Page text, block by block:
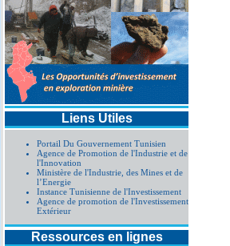
Liens Utiles
Portail Du Gouvernement Tunisien
Agence de Promotion de l'Industrie et de
l'Innovation
Ministère de l'Industrie, des Mines et de
l’Energie
Instance Tunisienne de l'Investissement
Agence de promotion de l'Investissement
Extérieur
Ressources en lignes